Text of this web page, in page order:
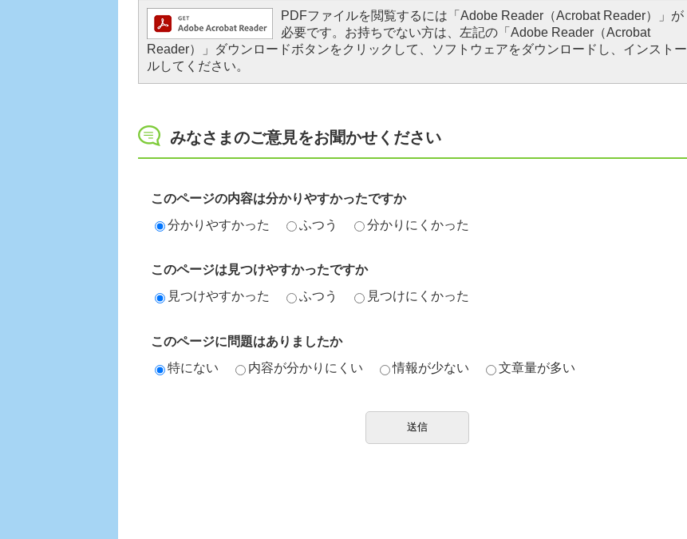
PDFファイルを閲覧するには「Adobe Reader（Acrobat Reader）」が
必要です。お持ちでない方は、左記の「Adobe Reader（Acrobat
Reader）」ダウンロードボタンをクリックして、ソフトウェアをダウンロードし、インストー
ルしてください。
みなさまのご意見をお聞かせください
このページの内容は分かりやすかったですか
分かりやすかった
ふつう 分かりにくかった
このページは見つけやすかったですか
見つけやすかった
ふつう 見つけにくかった
このページに問題はありましたか
特にない
内容が分かりにくい 情報が少ない 文章量が多い